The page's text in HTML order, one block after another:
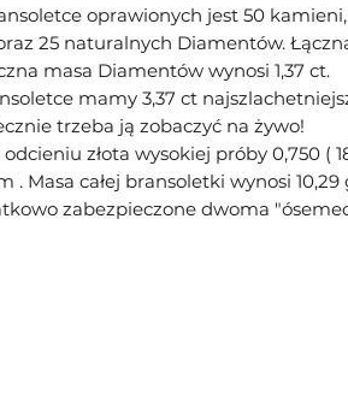
oprawionych jest 50
25 naturalnych Diamentów.
masa Diamentów wynosi 1,37 ct.
mamy 3,37 ct
trzeba ją zobaczyć na żywo!
złota wysokiej próby 0,750 (
. Masa całej bransoletki wynosi 10,29
zabezpieczone dwoma